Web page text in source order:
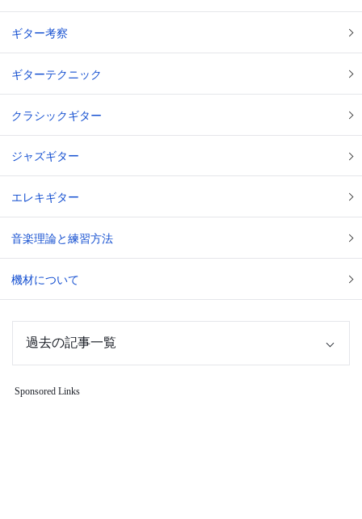
ギター考察
ギターテクニック
クラシックギター
ジャズギター
エレキギター
音楽理論と練習方法
機材について
Sponsored Links